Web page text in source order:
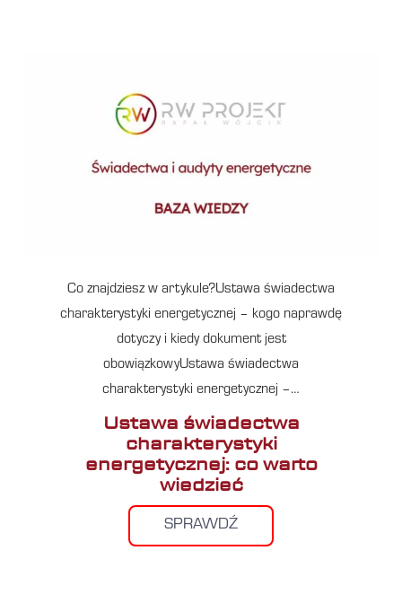
Co znajdziesz w artykule?Ustawa świadectwa
charakterystyki energetycznej – kogo naprawdę
dotyczy i kiedy dokument jest
obowiązkowyUstawa świadectwa
charakterystyki energetycznej –…
Ustawa świadectwa
charakterystyki
energetycznej: co warto
wiedzieć
SPRAWDŹ